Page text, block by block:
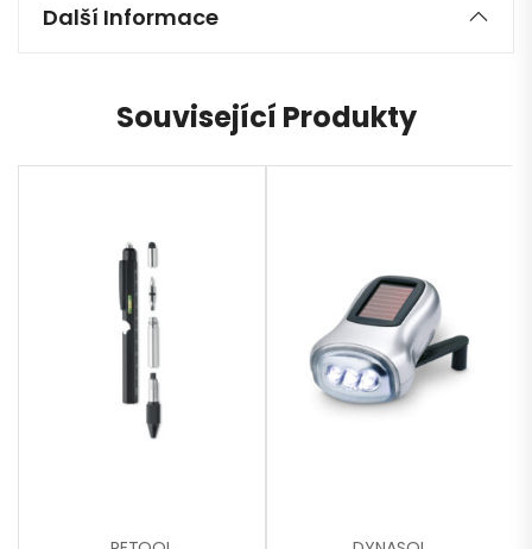
Další Informace
Související Produkty